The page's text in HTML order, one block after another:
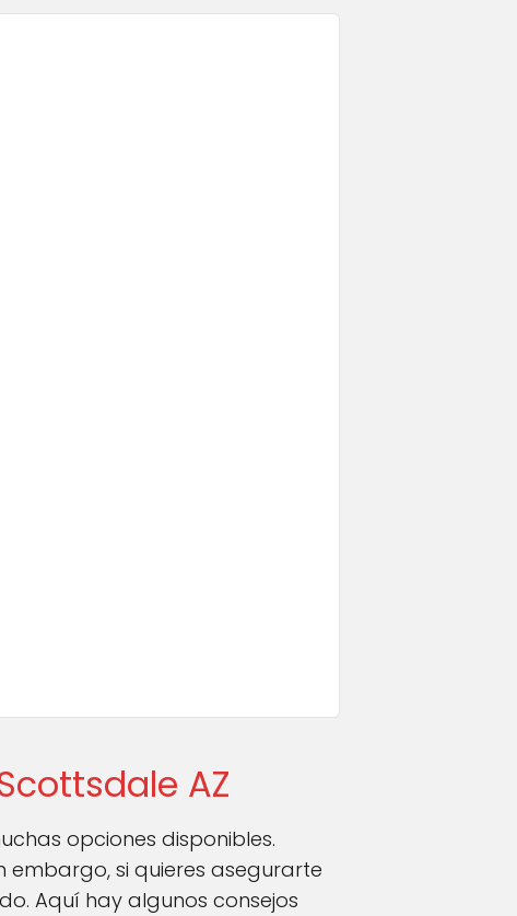
AZ
opciones disponibles.
embargo, si quieres asegurarte
Aquí hay algunos consejos